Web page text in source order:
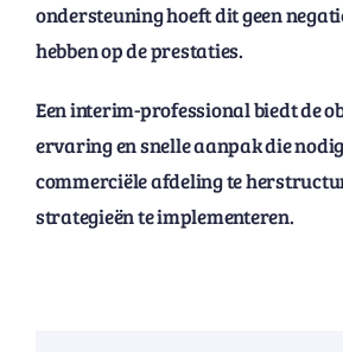
ondersteuning hoeft dit geen
hebben op de prestaties.
Een interim-professional biedt de
ervaring en snelle aanpak die
commerciële afdeling te
strategieën te implementeren.